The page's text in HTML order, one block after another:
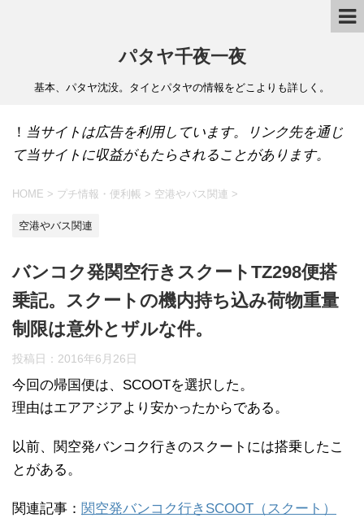
パタヤ千夜一夜
基本、パタヤ沈没。タイとパタヤの情報をどこよりも詳しく。
！ 当サイトは広告を利用しています。リンク先を通じ
て当サイトに収益がもたらされることがあります。
HOME > プチ情報・便利帳 > 空港やバス関連 >
空港やバス関連
バンコク発関空行きスクートTZ298便搭
乗記。スクートの機内持ち込み荷物重量
制限は意外とザルな件。
投稿日： 2016年6月26日
今回の帰国便は、SCOOTを選択した。
理由はエアアジアより安かったからである。
以前、関空発バンコク行きのスクートには搭乗したこ
とがある。
関連記事： 関空発バンコク行きSCOOT（スクート）